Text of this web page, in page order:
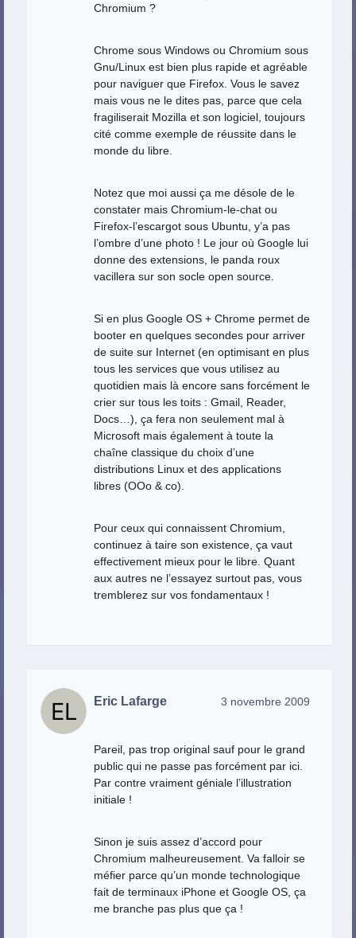
Chromium ?
Chrome sous Windows ou Chromium sous
Gnu/Linux est bien plus rapide et agréable
pour naviguer que Firefox. Vous le savez
mais vous ne le dites pas, parce que cela
fragiliserait Mozilla et son logiciel, toujours
cité comme exemple de réussite dans le
monde du libre.
Notez que moi aussi ça me désole de le
constater mais Chromium-le-chat ou
Firefox-l’escargot sous Ubuntu, y’a pas
l’ombre d’une photo ! Le jour où Google lui
donne des extensions, le panda roux
vacillera sur son socle open source.
Si en plus Google OS + Chrome permet de
booter en quelques secondes pour arriver
de suite sur Internet (en optimisant en plus
tous les services que vous utilisez au
quotidien mais là encore sans forcément le
crier sur tous les toits : Gmail, Reader,
Docs…), ça fera non seulement mal à
Microsoft mais également à toute la
chaîne classique du choix d’une
distributions Linux et des applications
libres (OOo & co).
Pour ceux qui connaissent Chromium,
continuez à taire son existence, ça vaut
effectivement mieux pour le libre. Quant
aux autres ne l’essayez surtout pas, vous
tremblerez sur vos fondamentaux !
Eric Lafarge 3 novembre 2009
Pareil, pas trop original sauf pour le grand
public qui ne passe pas forcément par ici.
Par contre vraiment géniale l’illustration
initiale !
Sinon je suis assez d’accord pour
Chromium malheureusement. Va falloir se
méfier parce qu’un monde technologique
fait de terminaux iPhone et Google OS, ça
me branche pas plus que ça !